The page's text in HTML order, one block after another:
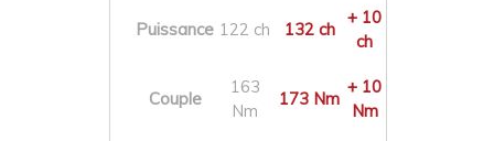
Puissance 122 ch 132 ch
+ 10
ch
Couple
163
Nm
173 Nm
+ 10
Nm